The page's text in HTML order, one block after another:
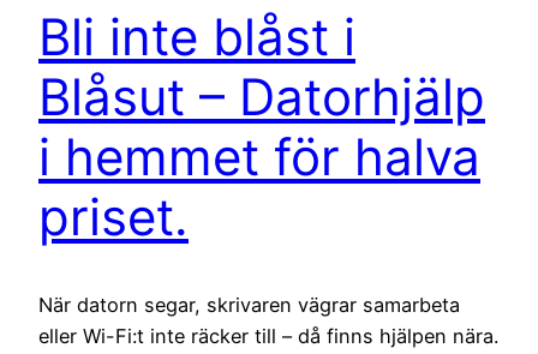
Bli inte blåst i
Blåsut – Datorhjälp
i hemmet för halva
priset.
När datorn segar, skrivaren vägrar samarbeta
eller Wi-Fi:t inte räcker till – då finns hjälpen nära.